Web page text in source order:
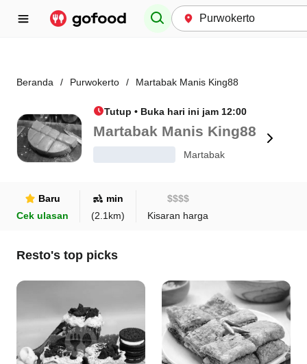
Beranda / Purwokerto / Martabak Manis King88
Tutup • Buka hari ini jam 12:00
Martabak Manis King88
Martabak
Baru
Cek ulasan
min
(2.1 km)
$$$$
Kisaran harga
Resto's top picks